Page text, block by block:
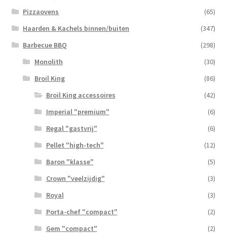
Pizzaovens
(65)
Haarden & Kachels binnen/buiten
(347)
Barbecue BBQ
(298)
Monolith
(30)
Broil King
(86)
Broil King accessoires
(42)
Imperial "premium"
(6)
Regal "gastvrij"
(6)
Pellet "high-tech"
(12)
Baron "klasse"
(5)
Crown "veelzijdig"
(3)
Royal
(3)
Porta-chef "compact"
(2)
Gem "compact"
(2)